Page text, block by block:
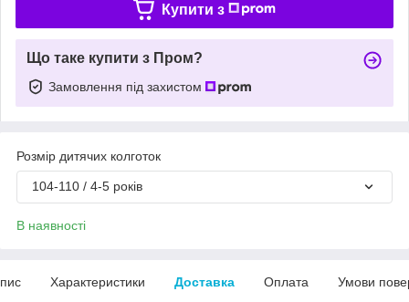
Купити з
Що таке купити з Пром?
Замовлення під захистом
Розмір дитячих колготок
104-110 / 4-5 років
В наявності
Характеристики Доставка Оплата Умови